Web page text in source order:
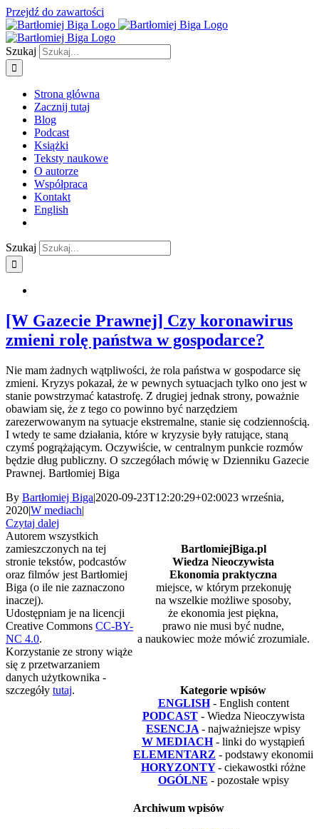
Przejdź do zawartości
Szukaj
Strona główna
Zacznij tutaj
Blog
Podcast
Książki
Teksty naukowe
O autorze
Współpraca
Kontakt
English
Szukaj
[W Gazecie Prawnej] Czy koronawirus
zmieni rolę państwa w gospodarce?
Nie mam żadnych wątpliwości, że rola państwa w gospodarce się
zmieni. Kryzys pokazał, że w pewnych sytuacjach tylko ono jest w
stanie powstrzymać katastrofę. Z drugiej jednak strony, poważnie
obawiam się, że z tego co powinno być narzędziem
zarezerwowanym na sytuacje ekstremalne, stanie się codziennością.
I wtedy te same działania, które w kryzysie były ratujące, staną
czymś pogrążającym. Oczywiście, w centralnym punkcie rozmów
będzie dług publiczny. O szczegółach mówię w Dzienniku Gazecie
Prawnej. Bartłomiej Biga
By Bartłomiej Biga|2020-09-23T12:20:29+02:0023 września,
2020|W mediach|
Czytaj dalej
BartlomiejBiga.pl
Wiedza Nieoczywista
Ekonomia praktyczna
miejsce, w którym przekonuję
na wszelkie możliwe sposoby,
że ekonomia jest piękna,
prawo nie musi być nudne,
a naukowiec może mówić zrozumiale.
Kategorie wpisów
ENGLISH - English content
PODCAST - Wiedza Nieoczywista
ESENCJA - najważniejsze wpisy
W MEDIACH - linki do wystąpień
ELEMENTARZ - podstawy ekonomii
HORYZONTY - ciekawostki różne
OGÓLNE - pozostałe wpisy
Archiwum wpisów
Autorem wszystkich
zamieszczonych na tej
stronie tekstów, podcastów
oraz filmów jest Bartłomiej
Biga (o ile nie zaznaczono
inaczej).
Udostępniam je na licencji
Creative Commons CC-BY-
NC 4.0.
Korzystanie ze strony wiąże
się z przetwarzaniem
danych użytkownika -
szczegóły tutaj.